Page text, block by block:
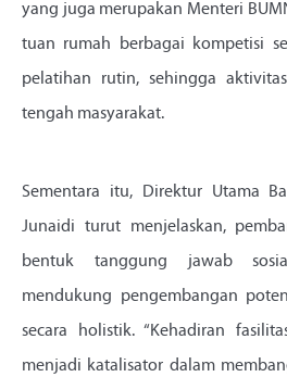
yang juga merupakan Menteri
tuan rumah berbagai kompetisi
pelatihan rutin, sehingga
tengah masyarakat.
Sementara itu, Direktur Utama
Junaidi turut menjelaskan,
bentuk tanggung jawab
mendukung pengembangan
secara holistik. “Kehadiran
menjadi katalisator dalam